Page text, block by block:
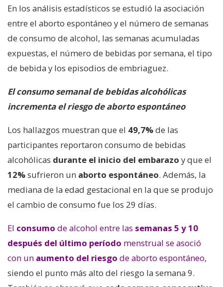
En los análisis estadísticos se estudió la asociación
entre el aborto espontáneo y el número de semanas
de consumo de alcohol, las semanas acumuladas
expuestas, el número de bebidas por semana, el tipo
de bebida y los episodios de embriaguez.
El consumo semanal de bebidas alcohólicas
incrementa el riesgo de aborto espontáneo
Los hallazgos muestran que el 49,7%de las
participantes reportaron consumo de bebidas
alcohólicas durante el inicio del embarazo y que el
12%sufrieron un aborto espontáneo. Además, la
mediana de la edad gestacional en la que se produjo
el cambio de consumo fue los 29 días.
El consumo de alcohol entre las semanas 5 y 10
después del último período menstrual se asoció
con un aumento del riesgo de aborto espontáneo,
siendo el punto más alto del riesgo la semana 9.